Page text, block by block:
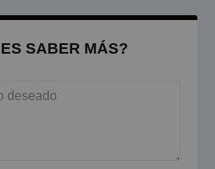
SABER MÁS?